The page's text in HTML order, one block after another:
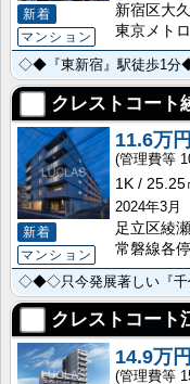
新着
マンション
新宿区大
東京メト
クレストコート
新着
マンション
11.6万円
1K
25.25
2024年3月
足立区綾瀬
常磐線各
クレストコート
14.9万円